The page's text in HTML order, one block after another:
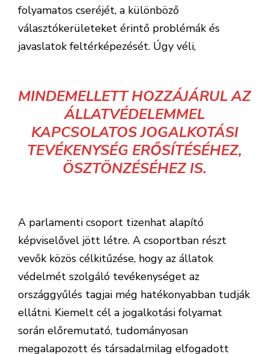
folyamatos cseréjét, a különböző
választókerületeket érintő problémák és
javaslatok feltérképezését. Úgy véli,
MINDEMELLETT HOZZÁJÁRUL AZ
ÁLLATVÉDELEMMEL
KAPCSOLATOS JOGALKOTÁSI
TEVÉKENYSÉG ERŐSÍTÉSÉHEZ,
ÖSZTÖNZÉSÉHEZ IS.
A parlamenti csoport tizenhat alapító
képviselővel jött létre. A csoportban részt
vevők közös célkitűzése, hogy az állatok
védelmét szolgáló tevékenységet az
országgyűlés tagjai még hatékonyabban tudják
ellátni. Kiemelt cél a jogalkotási folyamat
során előremutató, tudományosan
megalapozott és társadalmilag elfogadott